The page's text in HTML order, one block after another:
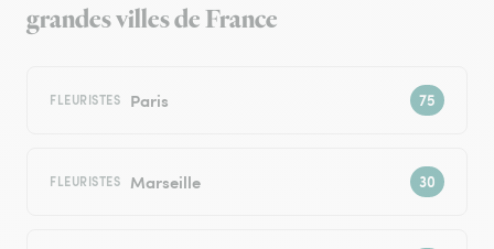
grandes villes de France
FLEURISTES Paris
FLEURISTES Marseille